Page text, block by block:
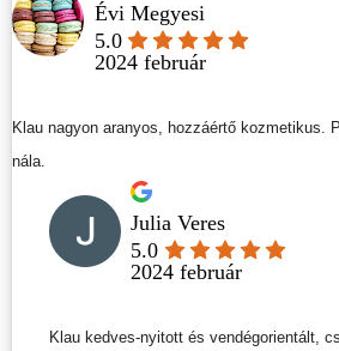
Évi Megyesi
5.0
2024 február
Klau nagyon aranyos, hozzáértő kozmetikus.
nála.
Julia Veres
5.0
2024 február
Klau kedves-nyitott és vendégorientált,